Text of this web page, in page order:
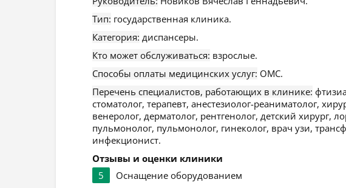
Тип: государственная клиника.
Категория: диспансеры.
Кто может обслуживаться: взрослые.
Способы оплаты медицинских услуг: ОМС.
Перечень специалистов, работающих в клинике:
стоматолог, терапевт, анестезиолог-реаниматолог,
венеролог, дерматолог, рентгенолог, детский хирург,
пульмонолог, пульмонолог, гинеколог, врач узи,
инфекционист.
Отзывы и оценки клиники
5
Оснащение оборудованием